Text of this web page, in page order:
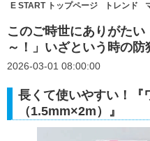
E START トップページ トレンド
このご時世にありがた
～！」いざという時の防
2026-03-01 08:00:00
長くて使いやすい！『
（1.5mm×2m）』